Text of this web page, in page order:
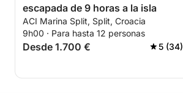
escapada de 9 horas a la isla
ACI Marina Split, Split, Croacia
9h00 · Para hasta 12 personas
Desde 1.700 € 5 (34)